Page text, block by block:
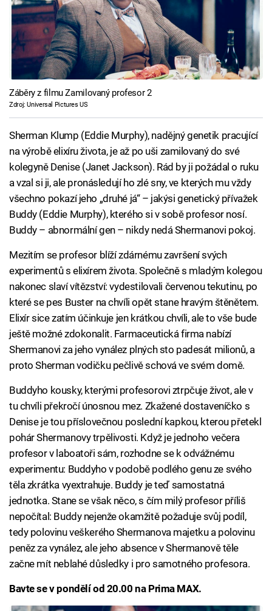
Záběry z filmu Zamilovaný profesor 2
Zdroj: Universal Pictures US
Sherman Klump (Eddie Murphy), nadějný genetik pracující
na výrobě elixíru života, je až po uši zamilovaný do své
kolegyně Denise (Janet Jackson). Rád by ji požádal o ruku
a vzal si ji, ale pronásledují ho zlé sny, ve kterých mu vždy
všechno pokazí jeho „druhé já“ – jakýsi genetický přívažek
Buddy (Eddie Murphy), kterého si v sobě profesor nosí.
Buddy – abnormální gen – nikdy nedá Shermanovi pokoj.
Mezitím se profesor blíží zdárnému završení svých
experimentů s elixírem života. Společně s mladým kolegou
nakonec slaví vítězství: vydestilovali červenou tekutinu, po
které se pes Buster na chvíli opět stane hravým štěnětem.
Elixír sice zatím účinkuje jen krátkou chvíli, ale to vše bude
ještě možné zdokonalit. Farmaceutická firma nabízí
Shermanovi za jeho vynález plných sto padesát milionů, a
proto Sherman vodičku pečlivě schová ve svém domě.
Buddyho kousky, kterými profesorovi ztrpčuje život, ale v
tu chvíli překročí únosnou mez. Zkažené dostaveníčko s
Denise je tou příslovečnou poslední kapkou, kterou přetekl
pohár Shermanovy trpělivosti. Když je jednoho večera
profesor v laboatoři sám, rozhodne se k odvážnému
experimentu: Buddyho v podobě podlého genu ze svého
těla zkrátka vyextrahuje. Buddy je teď samostatná
jednotka. Stane se však něco, s čím milý profesor příliš
nepočítal: Buddy nejenže okamžitě požaduje svůj podíl,
tedy polovinu veškerého Shermanova majetku a polovinu
peněz za vynález, ale jeho absence v Shermanově těle
začne mít neblahé důsledky i pro samotného profesora.
Bavte se v pondělí od 20.00 na Prima MAX.